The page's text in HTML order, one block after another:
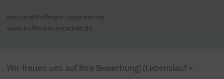
kreuzer@hoffmann-zeitarbeit.de
www.hoffmann-zeitarbeit.de
Wir freuen uns auf Ihre Bewerbung! (Lebenslauf +